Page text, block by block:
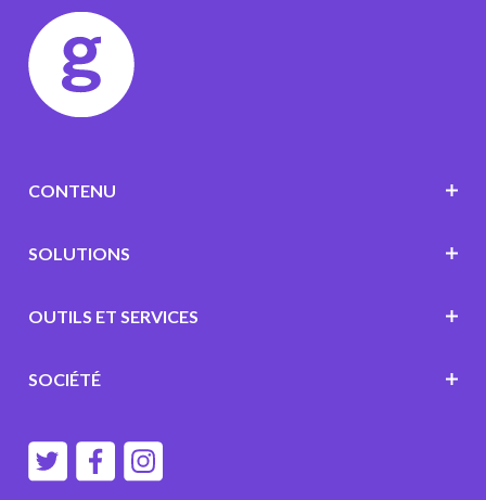
CONTENU
SOLUTIONS
OUTILS ET SERVICES
SOCIÉTÉ